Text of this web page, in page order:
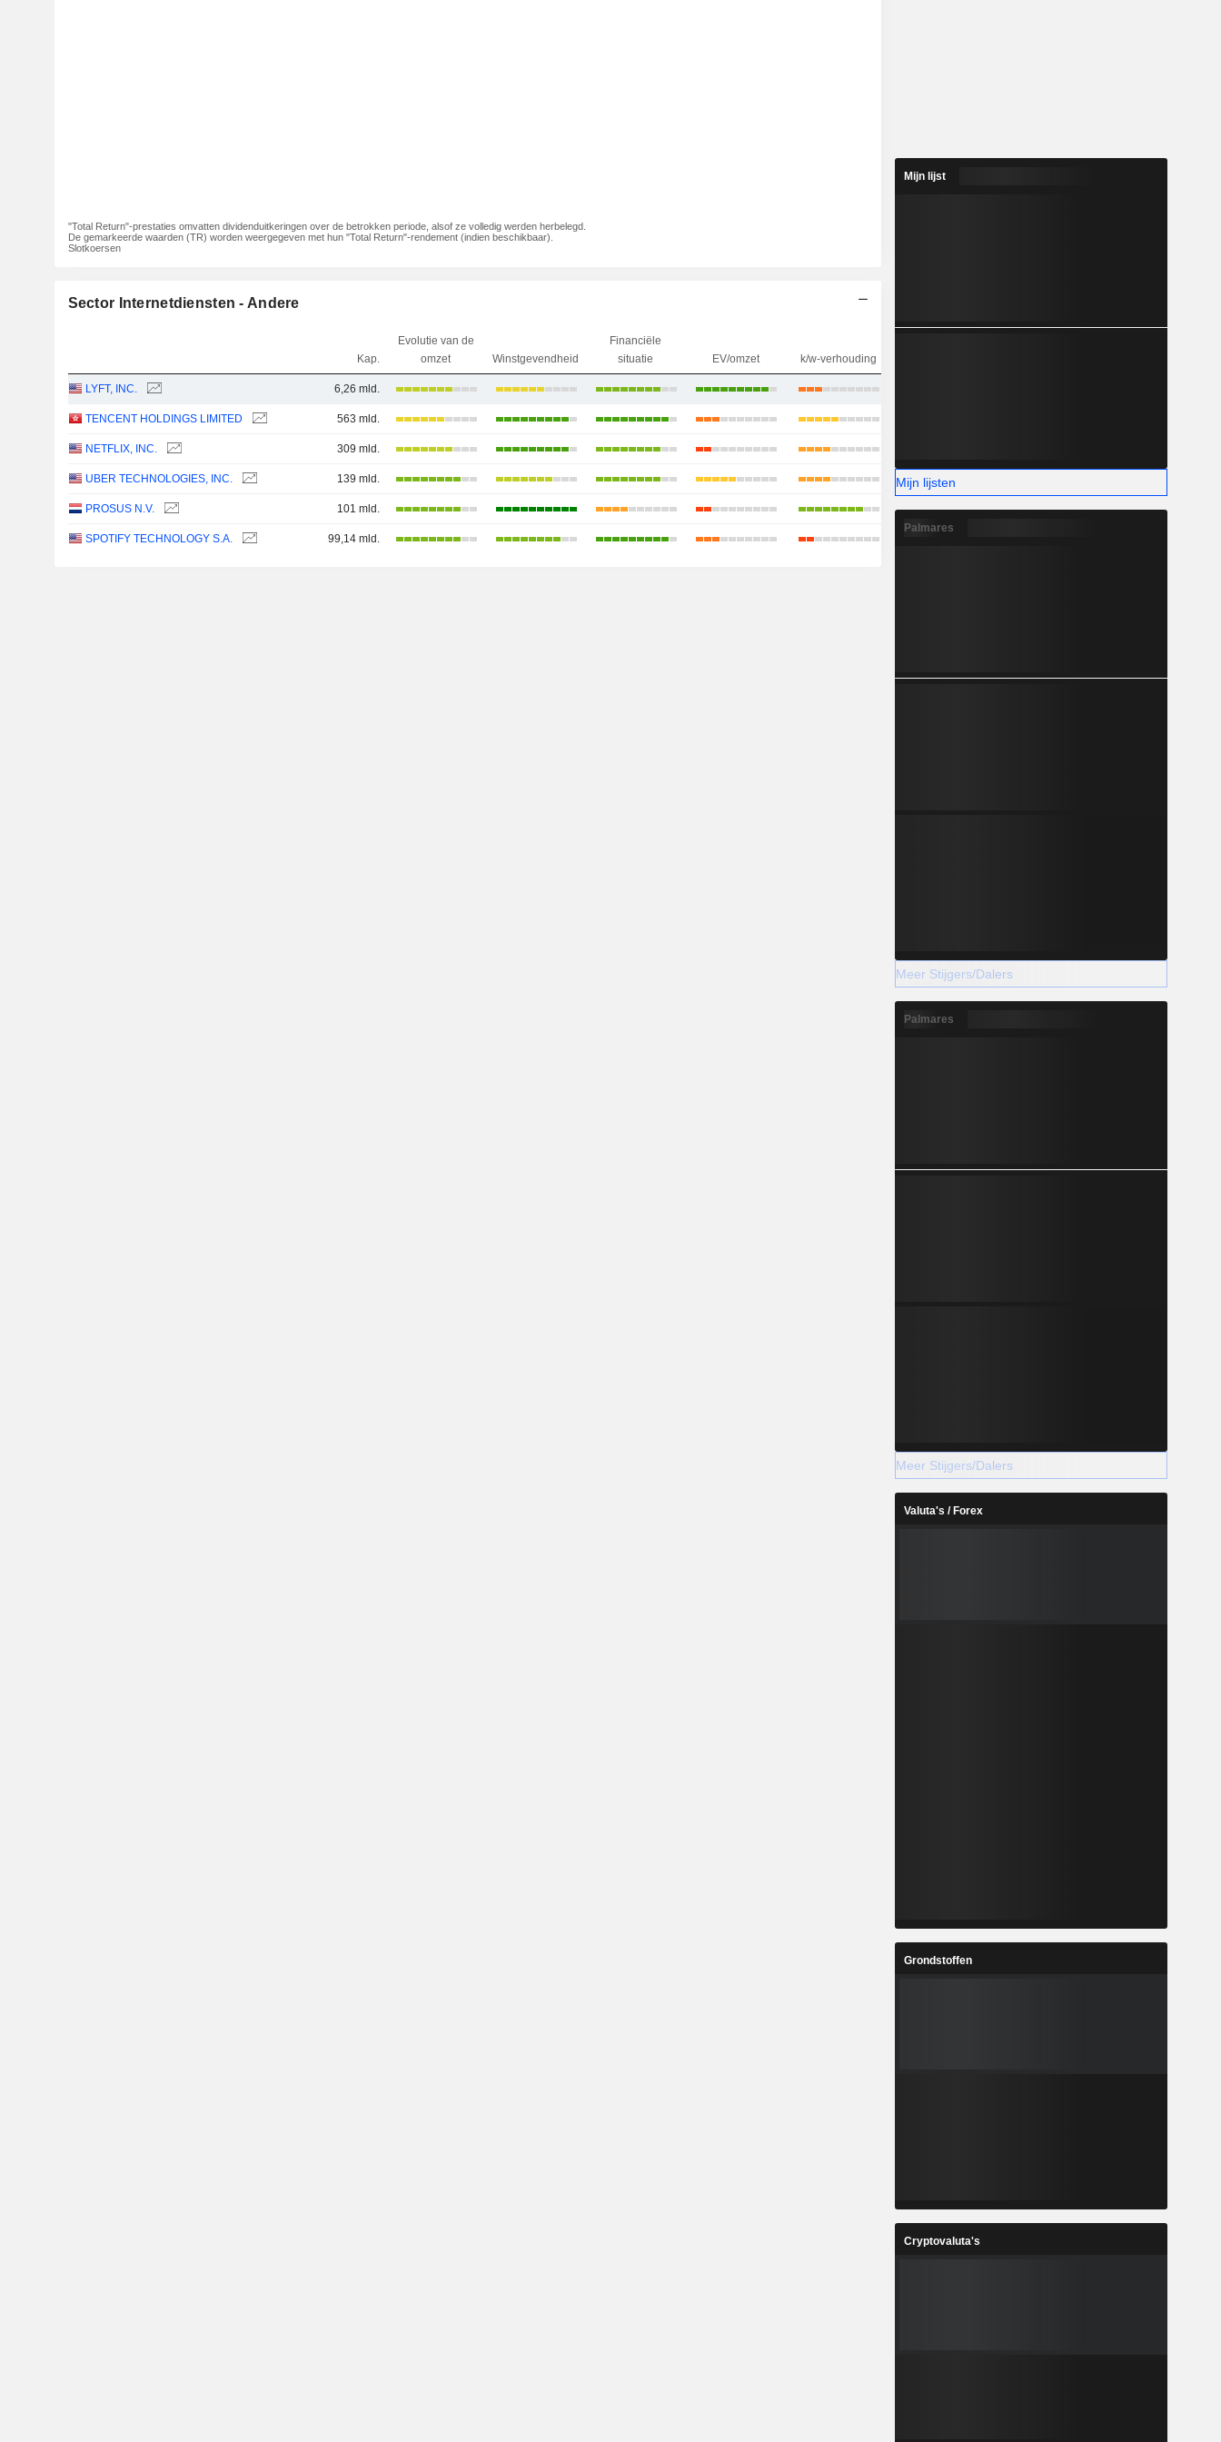
"Total Return"-prestaties omvatten dividenduitkeringen over de betrokken periode, alsof ze volledig werden herbelegd.
De gemarkeerde waarden (TR) worden weergegeven met hun "Total Return"-rendement (indien beschikbaar).
Slotkoersen
Sector Internetdiensten - Andere
Kap.
Evolutie van de
omzet
Winstgevendheid
Financiële
situatie
EV/omzet k/w-verhouding
LYFT, INC. 6,26 mld.
TENCENT HOLDINGS LIMITED 563 mld.
NETFLIX, INC. 309 mld.
UBER TECHNOLOGIES, INC. 139 mld.
PROSUS N.V. 101 mld.
SPOTIFY TECHNOLOGY S.A. 99,14 mld.
Mijn lijst
Mijn lijsten
Palmares
Meer Stijgers/Dalers
Palmares
Meer Stijgers/Dalers
Valuta's / Forex
Grondstoffen
Cryptovaluta's